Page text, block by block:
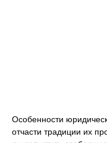
Особенности
отчасти традиции их